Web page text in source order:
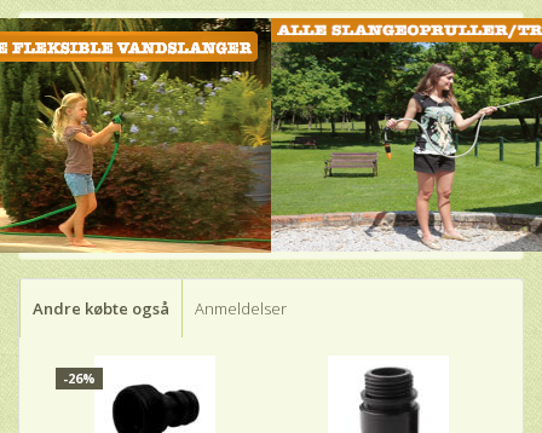
Andre købte også Anmeldelser
-26%